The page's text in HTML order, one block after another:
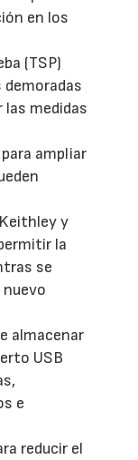
en los
(TSP)
demoradas
las medidas
ampliar
y
la
se
almacenar
USB
e
reducir el